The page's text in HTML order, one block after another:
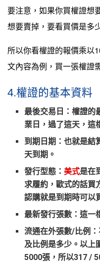
要注意，如果你買權證想
想要賣掉，要看買價是多
所以你看權證的報價乘以
文內容為例，買一張權證
4.權證的基本資料
最後交易日 ：權證的
業日，過了這天，這
到期日期：也就是結
天到期。
發行型態：美式是在
求履約，歐式的話買
認購就是到期時可以
最新發行張數：這一
流通在外張數/比例
及比例是多少。以上
5000張，所以317 /